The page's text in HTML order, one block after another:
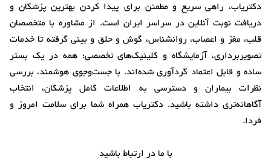
دکتریاب، راهی سریع و مطمئن برای پیدا کردن بهترین پزشکان و
دریافت نوبت آنلاین در سراسر ایران است. از مشاوره با متخصصان
قلب، مغز و اعصاب، روانشناس، گوش و حلق و بینی گرفته تا خدمات
تصویربرداری، آزمایشگاه و کلینیک‌های تخصصی؛ همه در یک بستر
ساده و قابل اعتماد گردآوری شده‌اند. با جست‌وجوی هوشمند، بررسی
نظرات بیماران و دسترسی به اطلاعات کامل پزشکان، انتخاب
آگاهانه‌تری داشته باشید. دکتریاب همراه شما برای سلامت امروز و
فردا.
با ما در ارتباط باشید